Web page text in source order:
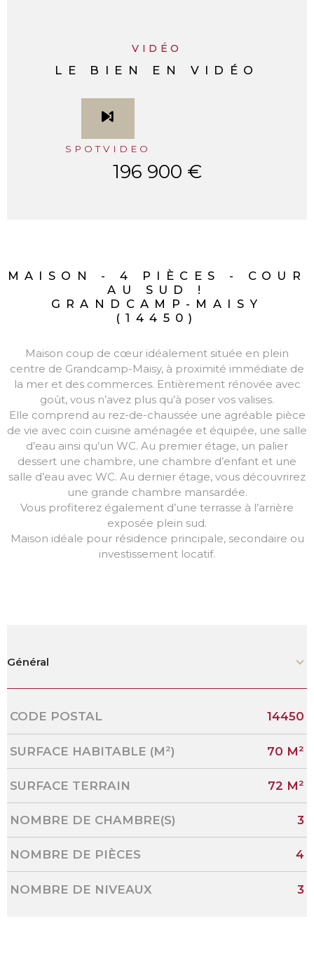
VIDÉO
LE BIEN EN VIDÉO
SPOTVIDEO
196 900 €
MAISON - 4 PIÈCES - COUR
AU SUD !
GRANDCAMP-MAISY
(14450)
Maison coup de cœur idéalement située en plein
centre de Grandcamp-Maisy, à proximité immédiate de
la mer et des commerces. Entièrement rénovée avec
goût, vous n’avez plus qu’à poser vos valises.
Elle comprend au rez-de-chaussée une agréable pièce
de vie avec coin cuisine aménagée et équipée, une salle
d’eau ainsi qu’un WC. Au premier étage, un palier
dessert une chambre, une chambre d’enfant et une
salle d’eau avec WC. Au dernier étage, vous découvrirez
une grande chambre mansardée.
Vous profiterez également d’une terrasse à l’arrière
exposée plein sud.
Maison idéale pour résidence principale, secondaire ou
investissement locatif.
Général
Caractérisque Valeurs
CODE POSTAL 14450
SURFACE HABITABLE (M²) 70 M²
SURFACE TERRAIN 72 M²
NOMBRE DE CHAMBRE(S) 3
NOMBRE DE PIÈCES 4
NOMBRE DE NIVEAUX 3